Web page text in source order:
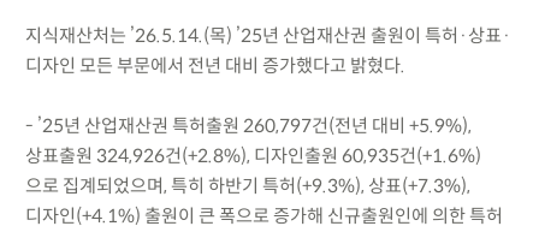
지식재산처는 ’26.5.14.(목) ’25년 산업재산권 출원이 특허·상표·
디자인 모든 부문에서 전년 대비 증가했다고 밝혔다.
- ’25년 산업재산권 특허출원 260,797건(전년 대비 +5.9%),
상표출원 324,926건(+2.8%), 디자인출원 60,935건(+1.6%)
으로 집계되었으며, 특히 하반기 특허(+9.3%), 상표(+7.3%),
디자인(+4.1%) 출원이 큰 폭으로 증가해 신규출원인에 의한 특허